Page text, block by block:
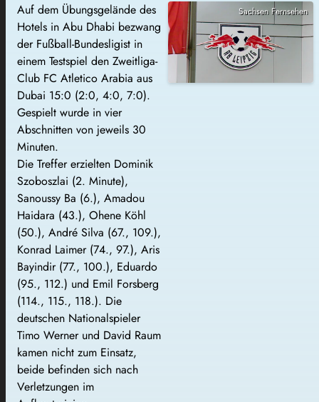
Auf dem Übungsgelände des
Hotels in Abu Dhabi bezwang
der Fußball-Bundesligist in
einem Testspiel den Zweitliga-
Club FC Atletico Arabia aus
Dubai 15:0 (2:0, 4:0, 7:0).
Gespielt wurde in vier
Abschnitten von jeweils 30
Minuten.
Die Treffer erzielten Dominik
Szoboszlai (2. Minute),
Sanoussy Ba (6.), Amadou
Haidara (43.), Ohene Köhl
(50.), André Silva (67., 109.),
Konrad Laimer (74., 97.), Aris
Bayindir (77., 100.), Eduardo
(95., 112.) und Emil Forsberg
(114., 115., 118.). Die
deutschen Nationalspieler
Timo Werner und David Raum
kamen nicht zum Einsatz,
beide befinden sich nach
Verletzungen im
Sachsen Fernsehen